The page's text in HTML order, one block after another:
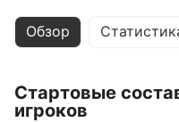
Обзор
Стартовые
игроков